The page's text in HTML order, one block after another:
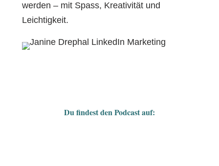
werden – mit Spass, Kreativität und
Leichtigkeit.
Du findest den Podcast auf: